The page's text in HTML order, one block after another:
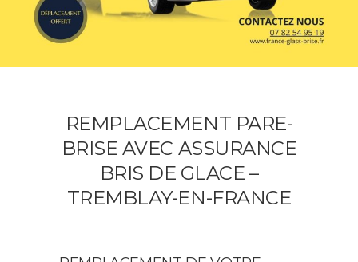
REMPLACEMENT PARE-
BRISE AVEC ASSURANCE
BRIS DE GLACE –
TREMBLAY-EN-FRANCE